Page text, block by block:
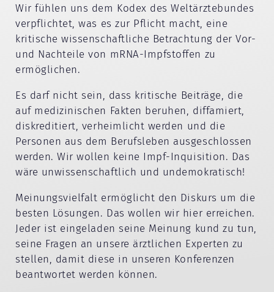
Wir fühlen uns dem Kodex des Weltärztebundes
verpflichtet, was es zur Pflicht macht, eine
kritische wissenschaftliche Betrachtung der Vor-
und Nachteile von mRNA-Impfstoffen zu
ermöglichen.
Es darf nicht sein, dass kritische Beiträge, die
auf medizinischen Fakten beruhen, diffamiert,
diskreditiert, verheimlicht werden und die
Personen aus dem Berufsleben ausgeschlossen
werden. Wir wollen keine Impf-Inquisition. Das
wäre unwissenschaftlich und undemokratisch!
Meinungsvielfalt ermöglicht den Diskurs um die
besten Lösungen. Das wollen wir hier erreichen.
Jeder ist eingeladen seine Meinung kund zu tun,
seine Fragen an unsere ärztlichen Experten zu
stellen, damit diese in unseren Konferenzen
beantwortet werden können.